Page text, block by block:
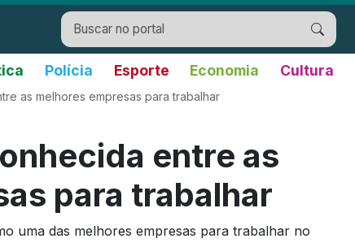
Polícia Esporte Economia Cultura
as melhores empresas para trabalhar
entre as
para trabalhar
uma das melhores empresas para trabalhar no